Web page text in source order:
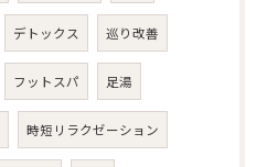
デトックス 巡り改善
フットスパ 足湯
時短リラクゼーション